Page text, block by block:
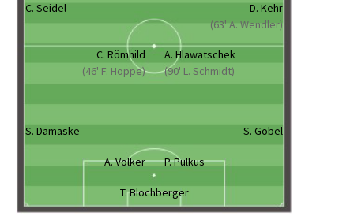
C. Seidel
D. Kehr
(63' A. Wendler)
C. Römhild
(46' F. Hoppe)
A. Hlawatschek
(90' L. Schmidt)
S. Damaske S. Gobel
A. Völker P. Pulkus
T. Blochberger